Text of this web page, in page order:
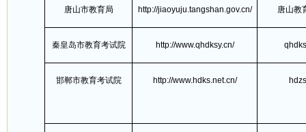
唐山市教育局 http://jiaoyuju.tangshan.gov.cn/ 唐山教
秦皇岛市教育考试院 http://www.qhdksy.cn/
邯郸市教育考试院 http://www.hdks.net.cn/